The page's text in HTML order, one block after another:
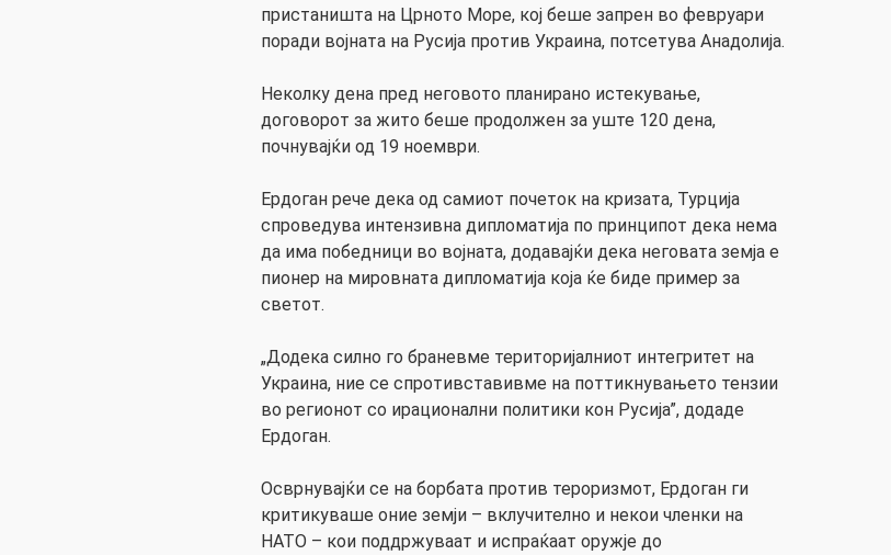
пристаништа на Црното Море, кој беше запрен во февруари
поради војната на Русија против Украина, потсетува Анадолија.
Неколку дена пред неговото планирано истекување,
договорот за жито беше продолжен за уште 120 дена,
почнувајќи од 19 ноември.
Ердоган рече дека од самиот почеток на кризата, Турција
спроведува интензивна дипломатија по принципот дека нема
да има победници во војната, додавајќи дека неговата земја е
пионер на мировната дипломатија која ќе биде пример за
светот.
„Додека силно го браневме територијалниот интегритет на
Украина, ние се спротивставивме на поттикнувањето тензии
во регионот со ирационални политики кон Русија”, додаде
Ердоган.
Осврнувајќи се на борбата против тероризмот, Ердоган ги
критикуваше оние земји – вклучително и некои членки на
НАТО – кои поддржуваат и испраќаат оружје до